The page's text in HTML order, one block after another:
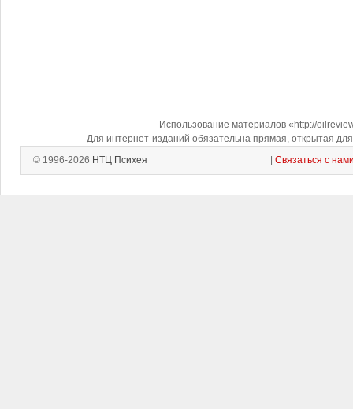
Использование материалов «http://
Для интернет-изданий обязательна прямая, открытая
© 1996-2026 НТЦ Психея Связаться с